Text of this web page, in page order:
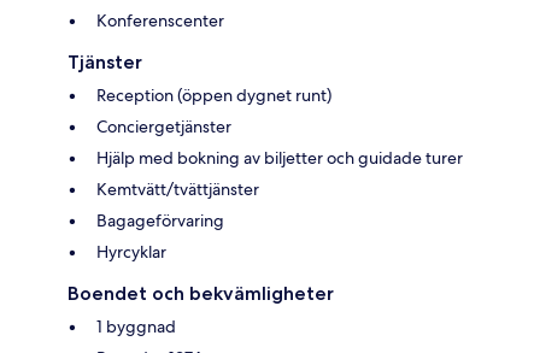
Konferenscenter
Tjänster
Reception (öppen dygnet runt)
Conciergetjänster
Hjälp med bokning av biljetter och guidade turer
Kemtvätt/tvättjänster
Bagageförvaring
Hyrcyklar
Boendet och bekvämligheter
1 byggnad